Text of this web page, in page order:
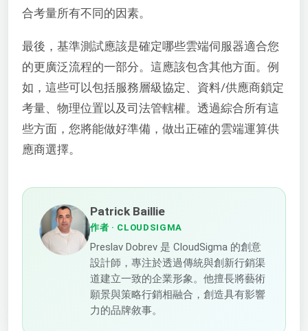
合考量所有不同的因素。
最後，基準測試應該是確定哪些雲端伺服器適合您
的更廣泛流程的一部分。這應該包含其他方面。例
如，這些可以包括服務層級協定、資料/供應商鎖定
考量、物理位置以及司法管轄權。透過綜合所有這
些方面，您將能做好準備，做出正確的雲端運算供
應商選擇。
Patrick Baillie
作者 · CLOUDSIGMA
Preslav Dobrev 是 CloudSigma 的創意
設計師，專注於透過傳統與創新行銷渠
道建立一致的企業形象。他擅長將藝術
願景與策略行銷相融合，創造具有影響
力的品牌敘事。